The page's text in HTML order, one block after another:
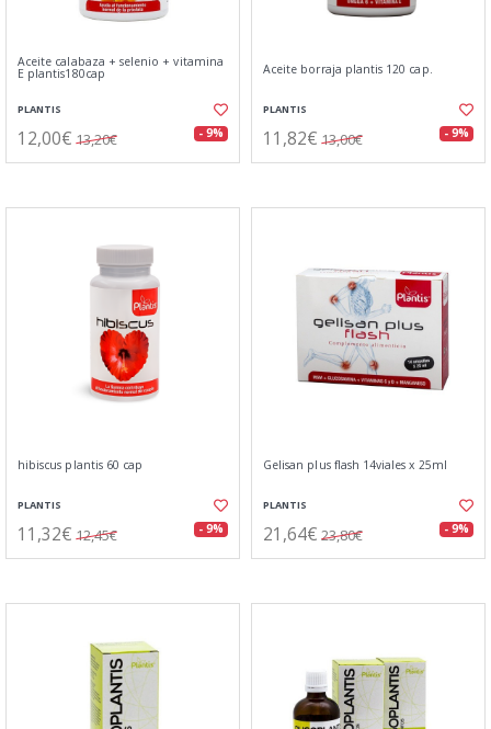
Aceite calabaza + selenio + vitamina
E plantis180cap
PLANTIS
12,00€ 13,20€ - 9%
Aceite borraja plantis 120 cap.
PLANTIS
11,82€ 13,00€ - 9%
hibiscus plantis 60 cap
PLANTIS
11,32€ 12,45€ - 9%
Gelisan plus flash 14viales x 25ml
PLANTIS
21,64€ 23,80€ - 9%